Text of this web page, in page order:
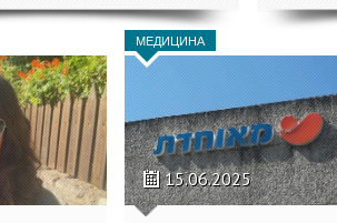
МЕДИЦИНА
15.06.2025